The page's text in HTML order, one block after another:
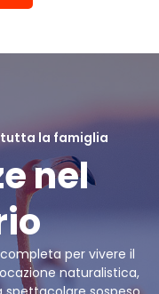
tutta la famiglia
nel
per vivere il
naturalistica,